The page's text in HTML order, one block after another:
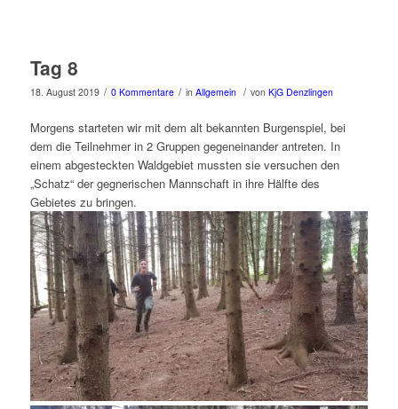
Tag 8
18. August 2019 / 0 Kommentare / in Allgemein / von KjG Denzlingen
Morgens starteten wir mit dem alt bekannten Burgenspiel, bei
dem die Teilnehmer in 2 Gruppen gegeneinander antreten. In
einem abgesteckten Waldgebiet mussten sie versuchen den
„Schatz“ der gegnerischen Mannschaft in ihre Hälfte des
Gebietes zu bringen.